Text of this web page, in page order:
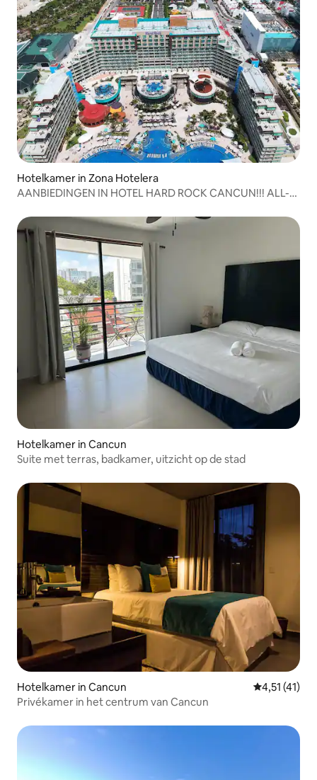
Hotelkamer in Zona Hotelera
AANBIEDINGEN IN HOTEL HARD ROCK CANCUN!!! ALL-
Hotelkamer in Cancun
Suite met terras, badkamer, uitzicht op de stad
Hotelkamer in Cancun Gemiddelde
4,51 (41)
Privékamer in het centrum van Cancun